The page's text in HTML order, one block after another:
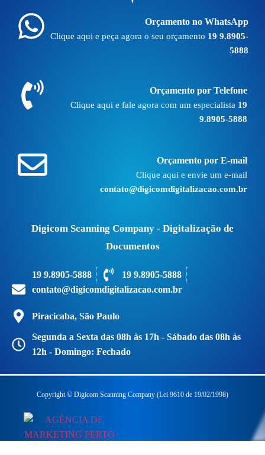
Orçamento no WhatsApp
Clique aqui e peça agora o seu orçamento 19 9.8905-
5888
Orçamento por Telefone
Clique aqui e fale agora com um especialista 19
9.8905-5888
Orçamento por E-mail
Clique aqui e envie um e-mail
contato@digicomdigitalizacao.com.br
Digicom Scanning Company - Digitalização de
Documentos
19 9.8905-5888
19 9.8905-5888
contato@digicomdigitalizacao.com.br
Piracicaba, São Paulo
Segunda a Sexta das 08h às 17h - Sábado das 08h às
12h - Domingo: Fechado
Copyright © Digicom Scanning Company (Lei 9610 de 19/02/1998)